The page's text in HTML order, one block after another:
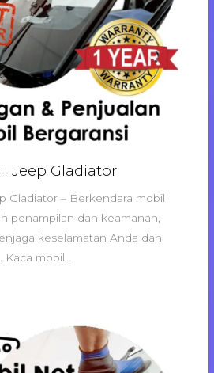
Jeep Gladiator
Gladiator – Berkendara mobil
penampilan dan keamanan,
keselamatan Anda dan
Kaca mobil…